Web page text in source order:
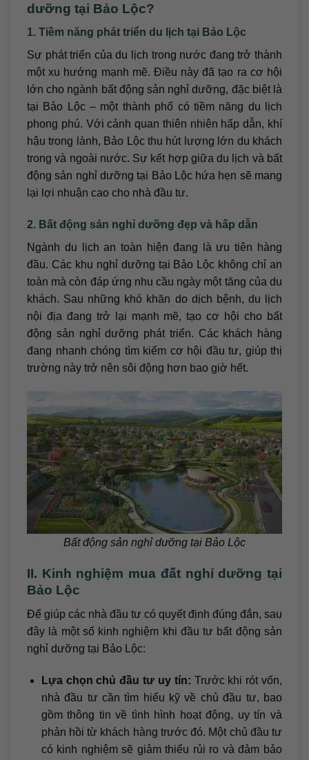
dưỡng tại Bảo Lộc?
1. Tiềm năng phát triển du lịch tại Bảo Lộc
Sự phát triển của du lịch trong nước đang trở thành
một xu hướng mạnh mẽ. Điều này đã tạo ra cơ hội
lớn cho ngành bất động sản nghỉ dưỡng, đặc biệt là
tại Bảo Lộc – một thành phố có tiềm năng du lịch
phong phú. Với cảnh quan thiên nhiên hấp dẫn, khí
hậu trong lành, Bảo Lộc thu hút lượng lớn du khách
trong và ngoài nước. Sự kết hợp giữa du lịch và bất
động sản nghỉ dưỡng tại Bảo Lộc hứa hẹn sẽ mang
lại lợi nhuận cao cho nhà đầu tư.
2. Bất động sản nghỉ dưỡng đẹp và hấp dẫn
Ngành du lịch an toàn hiện đang là ưu tiên hàng
đầu. Các khu nghỉ dưỡng tại Bảo Lộc không chỉ an
toàn mà còn đáp ứng nhu cầu ngày một tăng của du
khách. Sau những khó khăn do dịch bệnh, du lịch
nội địa đang trở lại mạnh mẽ, tạo cơ hội cho bất
động sản nghỉ dưỡng phát triển. Các khách hàng
đang nhanh chóng tìm kiếm cơ hội đầu tư, giúp thị
trường này trở nên sôi động hơn bao giờ hết.
Bất động sản nghỉ dưỡng tại Bảo Lộc
II. Kinh nghiệm mua đất nghỉ dưỡng tại
Bảo Lộc
Để giúp các nhà đầu tư có quyết định đúng đắn, sau
đây là một số kinh nghiệm khi đầu tư bất động sản
nghỉ dưỡng tại Bảo Lộc:
Lựa chọn chủ đầu tư uy tín: Trước khi rót vốn,
nhà đầu tư cần tìm hiểu kỹ về chủ đầu tư, bao
gồm thông tin về tình hình hoạt động, uy tín và
phản hồi từ khách hàng trước đó. Một chủ đầu tư
có kinh nghiệm sẽ giảm thiểu rủi ro và đảm bảo